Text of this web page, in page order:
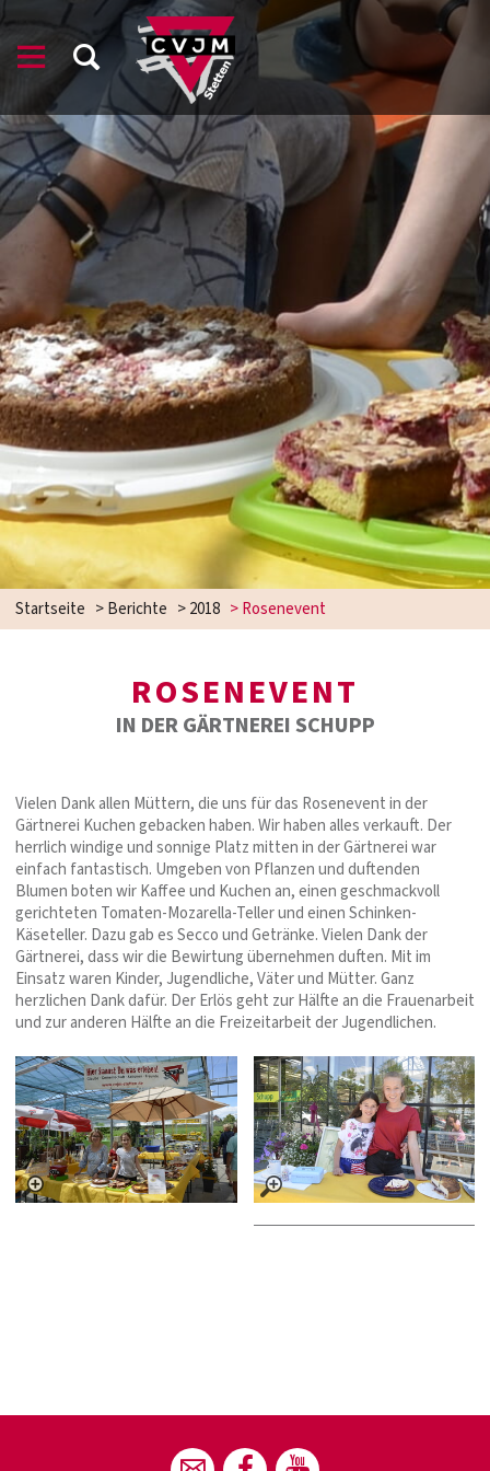
Startseite >Berichte >2018 >Rosenevent
ROSENEVENT
IN DER GÄRTNEREI SCHUPP
Vielen Dank allen Müttern, die uns für das Rosenevent in der
Gärtnerei Kuchen gebacken haben. Wir haben alles verkauft. Der
herrlich windige und sonnige Platz mitten in der Gärtnerei war
einfach fantastisch. Umgeben von Pflanzen und duftenden
Blumen boten wir Kaffee und Kuchen an, einen geschmackvoll
gerichteten Tomaten-Mozarella-Teller und einen Schinken-
Käseteller. Dazu gab es Secco und Getränke. Vielen Dank der
Gärtnerei, dass wir die Bewirtung übernehmen duften. Mit im
Einsatz waren Kinder, Jugendliche, Väter und Mütter. Ganz
herzlichen Dank dafür. Der Erlös geht zur Hälfte an die Frauenarbeit
und zur anderen Hälfte an die Freizeitarbeit der Jugendlichen.